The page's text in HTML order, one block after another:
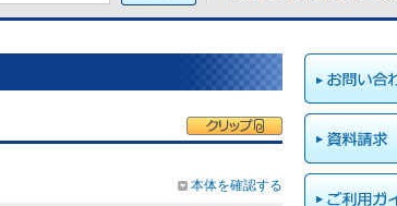
本体を確認する